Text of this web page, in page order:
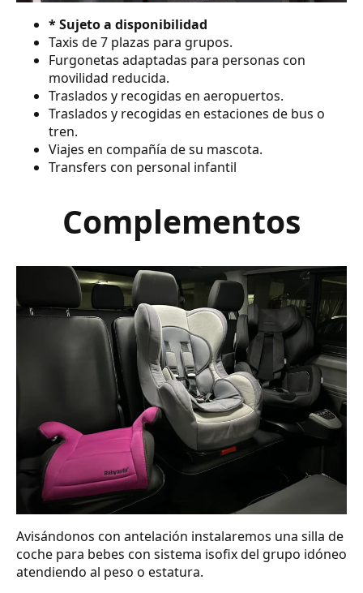
* Sujeto a disponibilidad
Taxis de 7 plazas para grupos.
Furgonetas adaptadas para personas con
movilidad reducida.
Traslados y recogidas en aeropuertos.
Traslados y recogidas en estaciones de bus o
tren.
Viajes en compañía de su mascota.
Transfers con personal infantil
Complementos
Avisándonos con antelación instalaremos una silla de
coche para bebes con sistema isofix del grupo idóneo
atendiendo al peso o estatura.